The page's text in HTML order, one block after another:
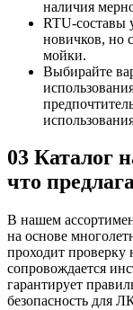
наличия
RTU-составы
новичков, но
мойки.
Выбирайте
03 Каталог
что
В нашем
на основе
проходит проверку
сопровождается
гарантирует
безопасность для